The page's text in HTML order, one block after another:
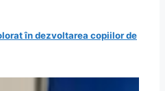
în dezvoltarea copiilor de